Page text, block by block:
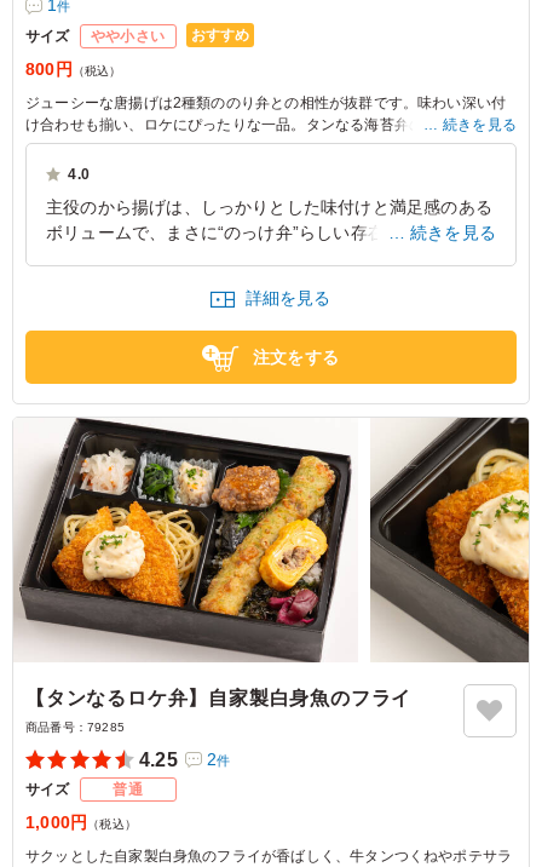
1件
サイズ やや小さい おすすめ
800円 （税込）
ジューシーな唐揚げは2種類ののり弁との相性が抜群です。味わい深い付
け合わせも揃い、ロケにぴったりな一品。タンなる海苔弁の弁当で、特別
な時間を演出してください。
続きを見る
4.0
主役のから揚げは、しっかりとした味付けと満足感のある
ボリュームで、まさに“のっけ弁”らしい存在感。副菜は他
全体として重すぎず、食べ進めやすい仕上がり。おいしい
と評判でした。
続きを見る
詳細を見る
注文をする
【タンなるロケ弁】自家製白身魚のフライ
商品番号： 79285
4.25 2件
サイズ 普通
1,000円 （税込）
サクッとした自家製白身魚のフライが香ばしく、牛タンつくねやポテサラ